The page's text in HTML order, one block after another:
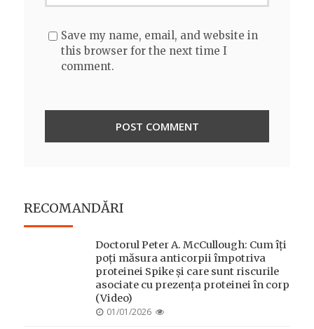
Save my name, email, and website in
this browser for the next time I
comment.
RECOMANDĂRI
Doctorul Peter A. McCullough: Cum îți
poți măsura anticorpii împotriva
proteinei Spike și care sunt riscurile
asociate cu prezența proteinei în corp
(Video)
POSTED
01/01/2026